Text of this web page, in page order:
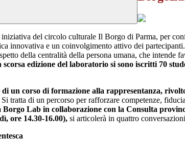
del circolo culturale Il Borgo di Parma, per
innovativa e un coinvolgimento attivo dei
della centralità della persona umana, che intende
scorsa edizione del laboratorio si sono iscritti 70
un corso di formazione alla rappresentanza,
Si tratta di un percorso per rafforzare competenze,
Borgo Lab in collaborazione con la Consulta
ore 14.30-16.00), si articolerà in quattro